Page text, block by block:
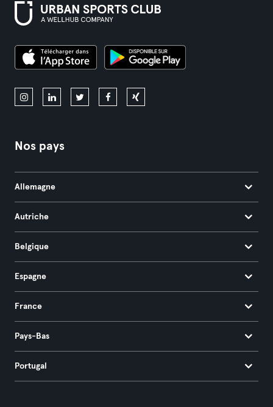
Nos pays
Allemagne
Autriche
Belgique
Espagne
France
Pays-Bas
Portugal